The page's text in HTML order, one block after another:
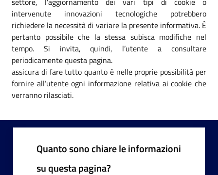
intervenute innovazioni tecnologiche potrebbero
richiedere la necessità di variare la presente informativa. È
pertanto possibile che la stessa subisca modifiche nel
tempo. Si invita, quindi, l’utente a consultare
periodicamente questa pagina.
assicura di fare tutto quanto è nelle proprie possibilità per
fornire all’utente ogni informazione relativa ai cookie che
verranno rilasciati.
Quanto sono chiare le informazioni
su questa pagina?